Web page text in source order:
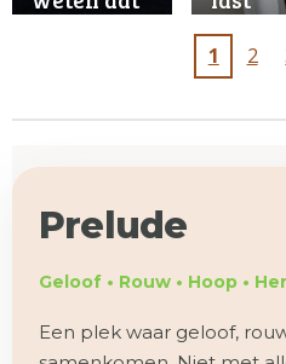
écht
1 2
Prelude
Geloof • Rouw • Hoop •
Een plek waar geloof,